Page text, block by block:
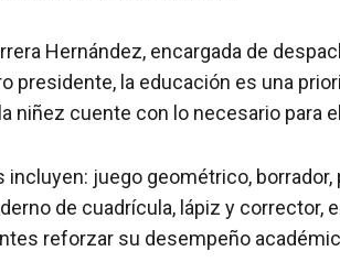
Hernández, encargada de
presidente, la educación es una
niñez cuente con lo necesario para
juego geométrico,
de cuadrícula, lápiz y corrector,
reforzar su desempeño